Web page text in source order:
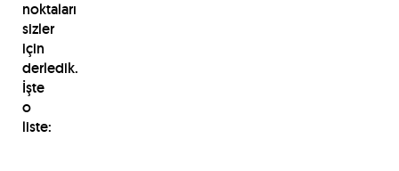
noktaları
sizler
için
derledik.
İşte
o
liste: